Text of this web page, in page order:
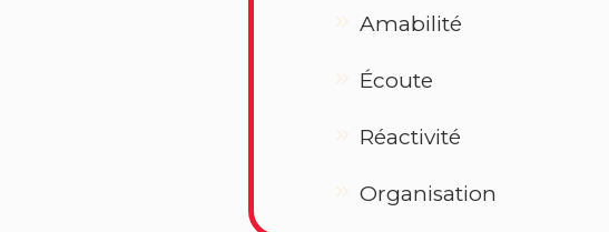
Amabilité
Écoute
Réactivité
Organisation